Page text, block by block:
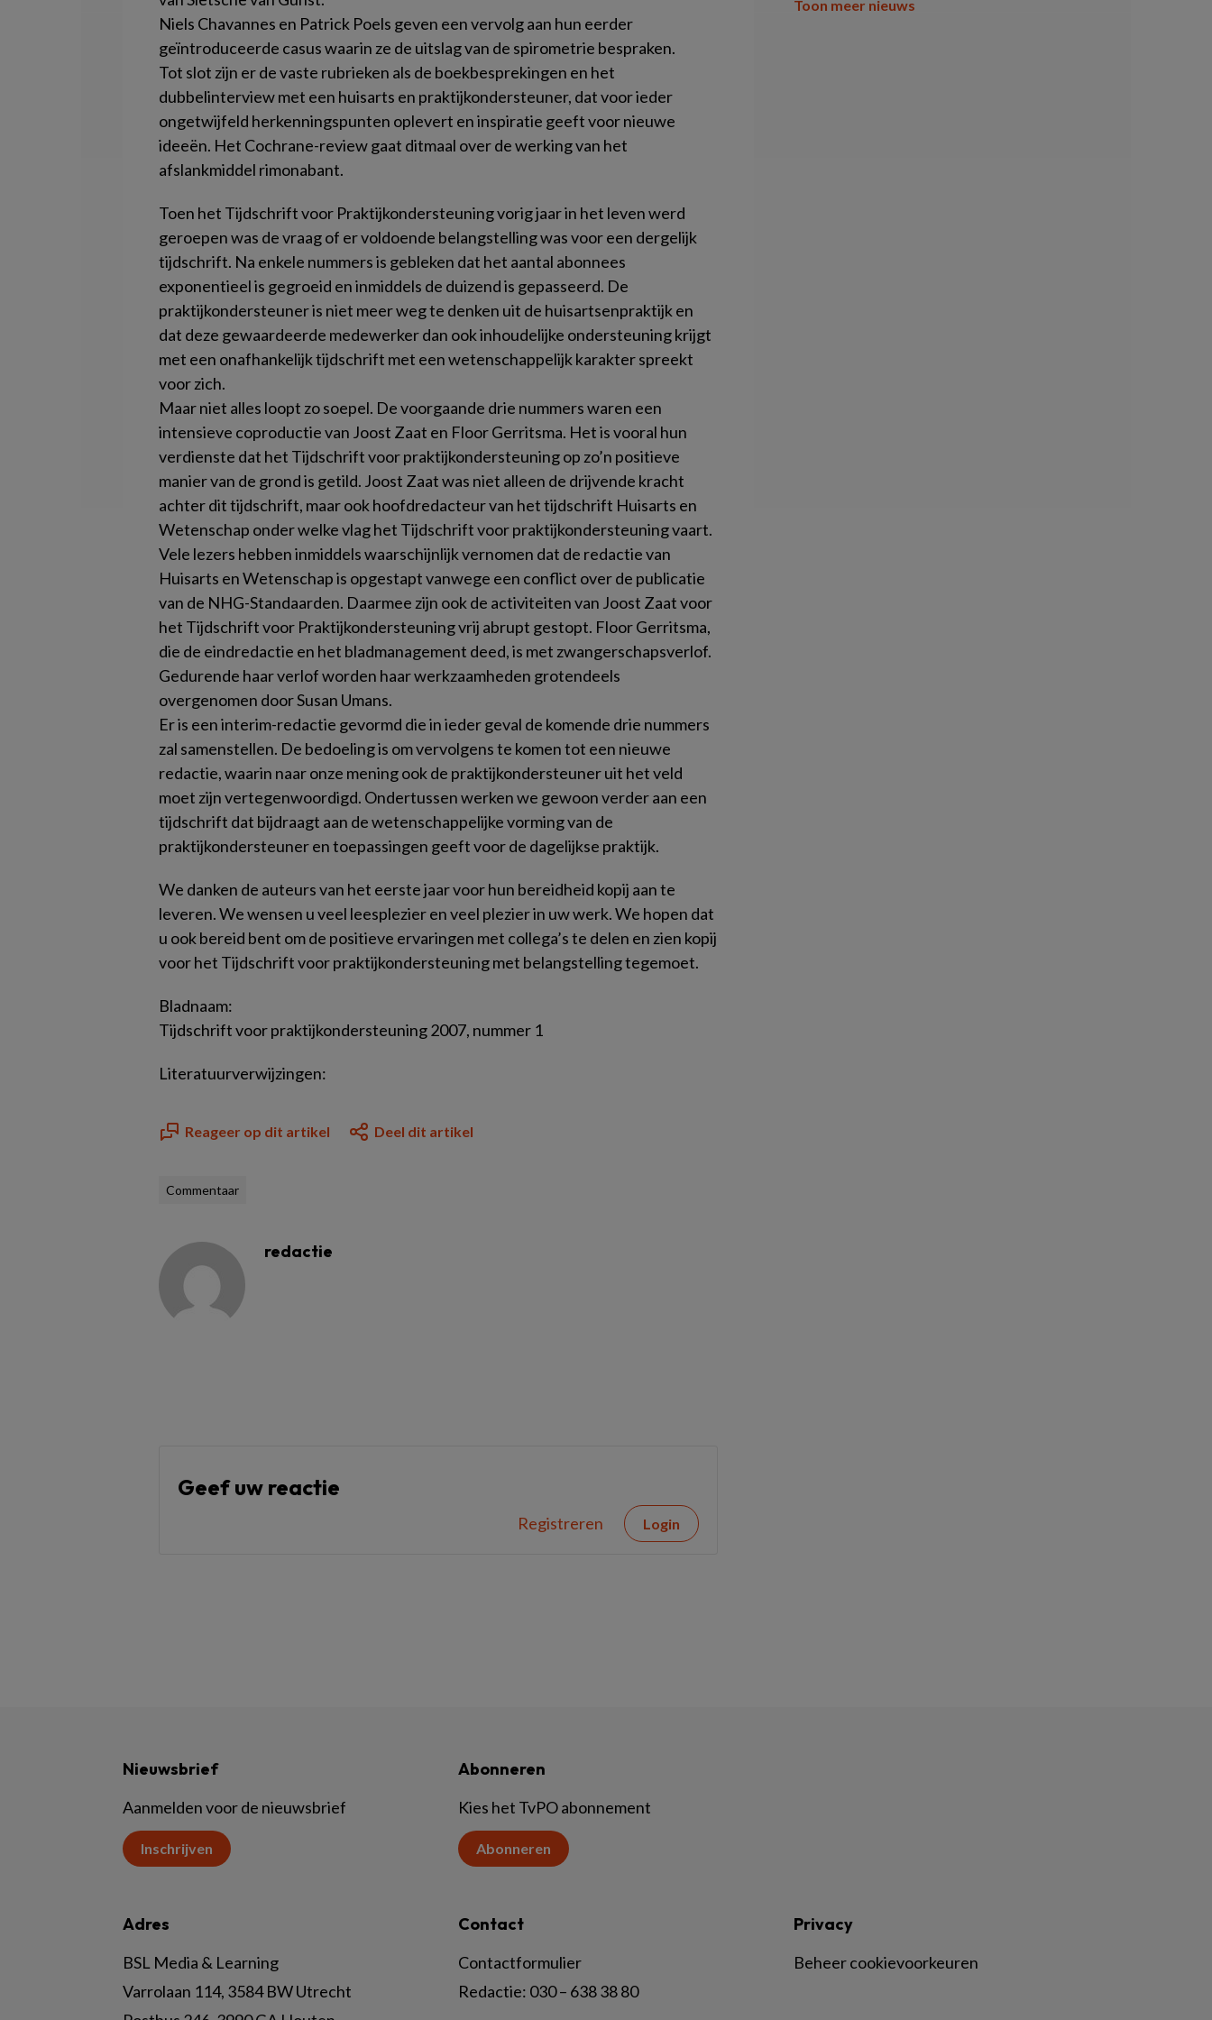
Niels Chavannes en Patrick Poels geven een vervolg aan hun eerder
geïntroduceerde casus waarin ze de uitslag van de spirometrie bespraken.
Tot slot zijn er de vaste rubrieken als de boekbesprekingen en het
dubbelinterview met een huisarts en praktijkondersteuner, dat voor ieder
ongetwijfeld herkenningspunten oplevert en inspiratie geeft voor nieuwe
ideeën. Het Cochrane-review gaat ditmaal over de werking van het
afslankmiddel rimonabant.
Toen het Tijdschrift voor Praktijkondersteuningvorig jaar in het leven werd
geroepen was de vraag of er voldoende belangstelling was voor een dergelijk
tijdschrift. Na enkele nummers is gebleken dat het aantal abonnees
exponentieel is gegroeid en inmiddels de duizend is gepasseerd. De
praktijkondersteuner is niet meer weg te denken uit de huisartsenpraktijk en
dat deze gewaardeerde medewerker dan ook inhoudelijke ondersteuning krijgt
met een onafhankelijk tijdschrift met een wetenschappelijk karakter spreekt
voor zich.
Maar niet alles loopt zo soepel. De voorgaande drie nummers waren een
intensieve coproductie van Joost Zaat en Floor Gerritsma. Het is vooral hun
verdienste dat het Tijdschrift voor praktijkondersteuningop zo’n positieve
manier van de grond is getild. Joost Zaat was niet alleen de drijvende kracht
achter dit tijdschrift, maar ook hoofdredacteur van het tijdschrift Huisarts en
Wetenschap onder welke vlag het Tijdschrift voor praktijkondersteuningvaart.
Vele lezers hebben inmiddels waarschijnlijk vernomen dat de redactie van
Huisarts en Wetenschapis opgestapt vanwege een conflict over de publicatie
van de NHG-Standaarden. Daarmee zijn ook de activiteiten van Joost Zaat voor
het Tijdschrift voor Praktijkondersteuningvrij abrupt gestopt. Floor Gerritsma,
die de eindredactie en het bladmanagement deed, is met zwangerschapsverlof.
Gedurende haar verlof worden haar werkzaamheden grotendeels
overgenomen door Susan Umans.
Er is een interim-redactie gevormd die in ieder geval de komende drie nummers
zal samenstellen. De bedoeling is om vervolgens te komen tot een nieuwe
redactie, waarin naar onze mening ook de praktijkondersteuner uit het veld
moet zijn vertegenwoordigd. Ondertussen werken we gewoon verder aan een
tijdschrift dat bijdraagt aan de wetenschappelijke vorming van de
praktijkondersteuner en toepassingen geeft voor de dagelijkse praktijk.
We danken de auteurs van het eerste jaar voor hun bereidheid kopij aan te
leveren. We wensen u veel leesplezier en veel plezier in uw werk. We hopen dat
u ook bereid bent om de positieve ervaringen met collega’s te delen en zien kopij
voor het Tijdschrift voor praktijkondersteuningmet belangstelling tegemoet.
Bladnaam:
Tijdschrift voor praktijkondersteuning 2007, nummer 1
Literatuurverwijzingen:
Reageer op dit artikel Deel dit artikel
Commentaar
redactie
Geef uw reactie
Registreren Login
Toon meer nieuws
Nieuwsbrief
Aanmelden voor de nieuwsbrief
Inschrijven
Abonneren
Kies het TvPO abonnement
Abonneren
Adres
BSL Media & Learning
Varrolaan 114, 3584 BW Utrecht
Contact
Contactformulier
Redactie: 030 – 638 38 80
Privacy
Beheer cookievoorkeuren